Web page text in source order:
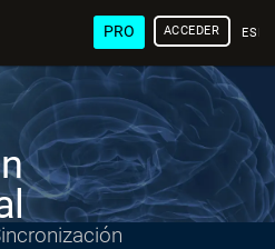
PRO ACCEDER